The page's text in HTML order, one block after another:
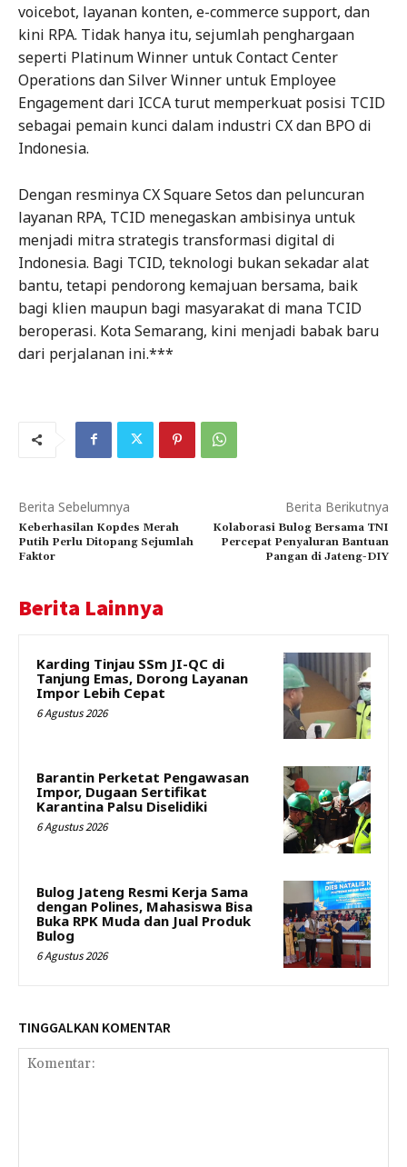
voicebot, layanan konten, e-commerce support, dan
kini RPA. Tidak hanya itu, sejumlah penghargaan
seperti Platinum Winner untuk Contact Center
Operations dan Silver Winner untuk Employee
Engagement dari ICCA turut memperkuat posisi TCID
sebagai pemain kunci dalam industri CX dan BPO di
Indonesia.
Dengan resminya CX Square Setos dan peluncuran
layanan RPA, TCID menegaskan ambisinya untuk
menjadi mitra strategis transformasi digital di
Indonesia. Bagi TCID, teknologi bukan sekadar alat
bantu, tetapi pendorong kemajuan bersama, baik
bagi klien maupun bagi masyarakat di mana TCID
beroperasi. Kota Semarang, kini menjadi babak baru
dari perjalanan ini.***
Berita Sebelumnya
Keberhasilan Kopdes Merah
Putih Perlu Ditopang Sejumlah
Faktor
Berita Berikutnya
Kolaborasi Bulog Bersama TNI
Percepat Penyaluran Bantuan
Pangan di Jateng-DIY
Berita Lainnya
Karding Tinjau SSm JI-QC di
Tanjung Emas, Dorong Layanan
Impor Lebih Cepat
6 Agustus 2026
Barantin Perketat Pengawasan
Impor, Dugaan Sertifikat
Karantina Palsu Diselidiki
6 Agustus 2026
Bulog Jateng Resmi Kerja Sama
dengan Polines, Mahasiswa Bisa
Buka RPK Muda dan Jual Produk
Bulog
6 Agustus 2026
TINGGALKAN KOMENTAR